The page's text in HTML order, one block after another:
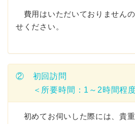
費用はいただいておりません
せください。
② 初回訪問
＜所要時間：1～2時間程度
初めてお伺いした際には、貴